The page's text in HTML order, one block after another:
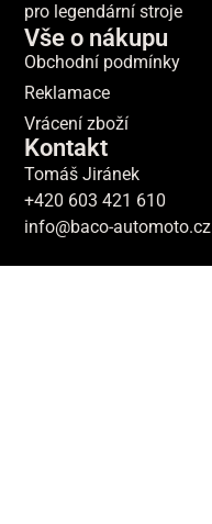
pro legendární stroje
Vše o nákupu
Obchodní podmínky
Reklamace
Vrácení zboží
Kontakt
Tomáš Jiránek
+420 603 421 610
info@baco-automoto.cz